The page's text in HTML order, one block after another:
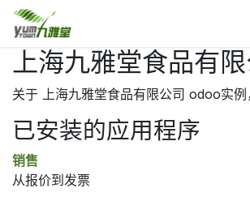
跳至内容
上海九雅堂食品有
关于 上海九雅堂食品有限公司 odoo实例
已安装的应用程序
销售
从报价到发票